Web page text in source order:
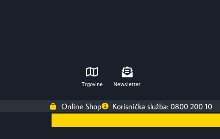
Trgovine Newsletter
Online Shop Korisnička služba: 0800 200 10